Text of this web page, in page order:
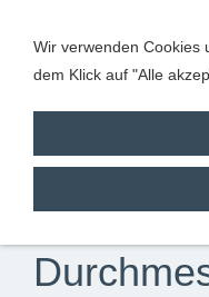
Paella-
25,35
Wir verwenden Cookies
dem Klick auf "Alle